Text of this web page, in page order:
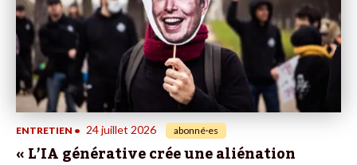
ENTRETIEN • 24 juillet 2026 abonné·es
« L’IA générative crée une aliénation